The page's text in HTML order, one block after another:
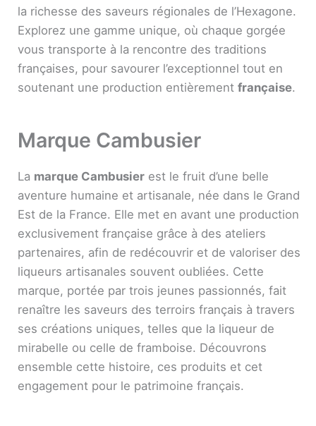
la richesse des saveurs régionales de l’Hexagone.
Explorez une gamme unique, où chaque gorgée
vous transporte à la rencontre des traditions
françaises, pour savourer l’exceptionnel tout en
soutenant une production entièrement française.
Marque Cambusier
La marque Cambusier est le fruit d’une belle
aventure humaine et artisanale, née dans le Grand
Est de la France. Elle met en avant une production
exclusivement française grâce à des ateliers
partenaires, afin de redécouvrir et de valoriser des
liqueurs artisanales souvent oubliées. Cette
marque, portée par trois jeunes passionnés, fait
renaître les saveurs des terroirs français à travers
ses créations uniques, telles que la liqueur de
mirabelle ou celle de framboise. Découvrons
ensemble cette histoire, ces produits et cet
engagement pour le patrimoine français.